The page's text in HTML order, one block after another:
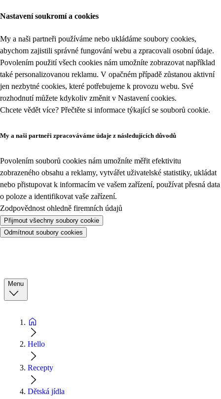
Nastavení soukromí a cookies
My a naši partneři používáme nebo ukládáme soubory cookies,
abychom zajistili správné fungování webu a zpracovali osobní údaje.
Povolením použití všech cookies nám umožníte zobrazovat například
také personalizovanou reklamu. V opačném případě zůstanou aktivní
jen nezbytné cookies, které potřebujeme k provozu webu. Své
rozhodnutí můžete kdykoliv změnit v Nastavení cookies.
Chcete vědět více? Přečtěte si informace týkající se souborů cookie.
My a naši partneři zpracováváme údaje z následujících důvodů
Povolením souborů cookies nám umožníte měřit efektivitu
zobrazeného obsahu a reklamy, vytvářet uživatelské statistiky, ukládat
nebo přistupovat k informacím ve vašem zařízení, používat přesná data
o poloze a identifikovat vaše zařízení.
Zodpovědnost ohledně firemních údajů
Přijmout všechny soubory cookie
Odmítnout soubory cookies
Menu
Hello
Recepty
Dětská jídla